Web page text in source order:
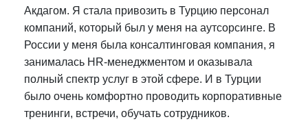
Акдагом. Я стала привозить в Турцию персонал
компаний, который был у меня на аутсорсинге. В
России у меня была консалтинговая компания, я
занималась HR-менеджментом и оказывала
полный спектр услуг в этой сфере. И в Турции
было очень комфортно проводить корпоративные
тренинги, встречи, обучать сотрудников.